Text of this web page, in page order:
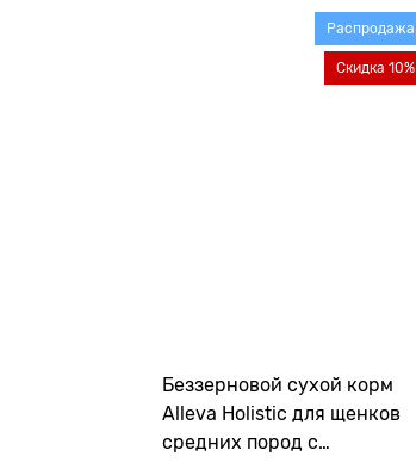
Беззерновой сухой корм
Alleva Holistic для щенков
средних пород с
Распродажа
Скидка 10%